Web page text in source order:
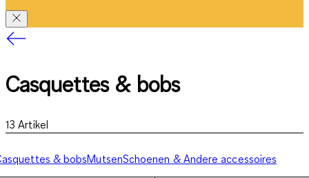
Casquettes & bobs
13 Artikel
& bobsMutsenSchoenen & Andere accessoires